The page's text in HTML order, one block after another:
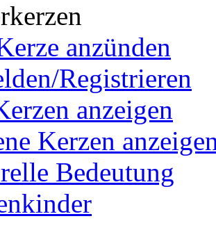
anzünden
Registrieren
anzeigen
Kerzen
Bedeutung